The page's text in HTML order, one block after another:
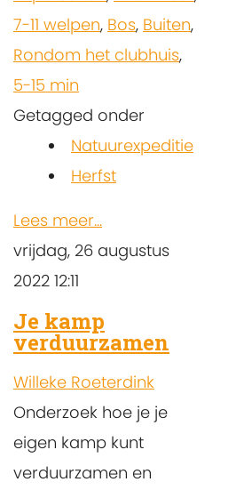
7-11 welpen, Bos, Buiten,
Rondom het clubhuis,
5-15 min
Getagged onder
Natuurexpeditie
Herfst
Lees meer...
vrijdag, 26 augustus
2022 12:11
Je kamp
verduurzamen
Willeke Roeterdink
Onderzoek hoe je je
eigen kamp kunt
verduurzamen en